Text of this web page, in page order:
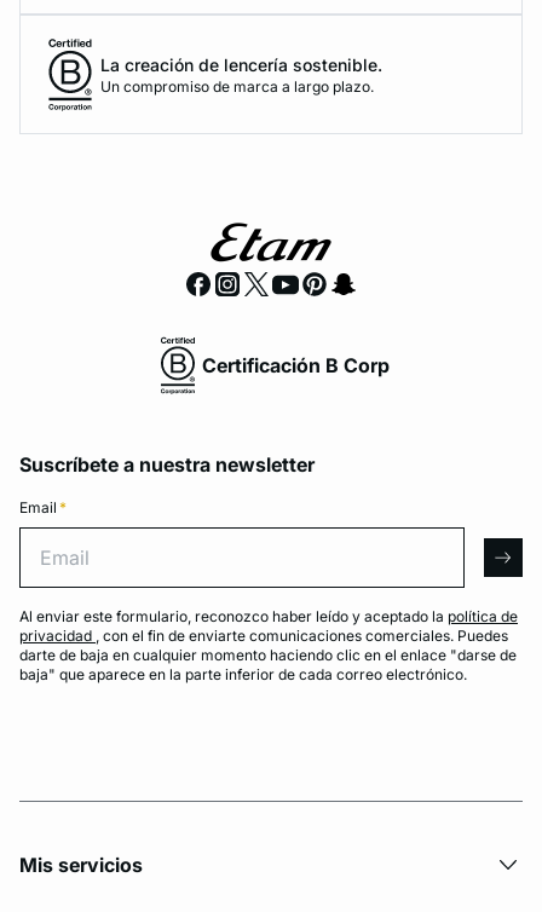
La creación de lencería sostenible.
Un compromiso de marca a largo plazo.
Certificación B Corp
Suscríbete a nuestra newsletter
Email *
Al enviar este formulario, reconozco haber leído y aceptado la política de
privacidad , con el fin de enviarte comunicaciones comerciales. Puedes
darte de baja en cualquier momento haciendo clic en el enlace "darse de
baja" que aparece en la parte inferior de cada correo electrónico.
Mis servicios